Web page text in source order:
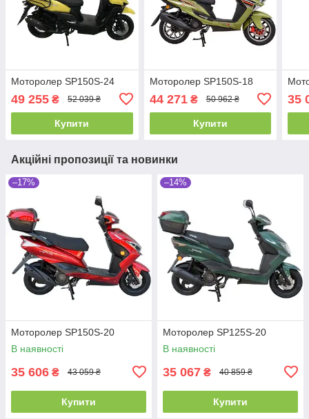
Моторолер SP150S-24
49 255 ₴ 52 039 ₴
Купити
Моторолер SP150S-18
44 271₴ 50 962 ₴
Купити
35
Акційні пропозиції та новинки
–17%
Моторолер SP150S-20
В наявності
35 606 ₴ 43 059 ₴
Купити
–14%
Моторолер SP125S-20
В наявності
35 067 ₴ 40 859 ₴
Купити